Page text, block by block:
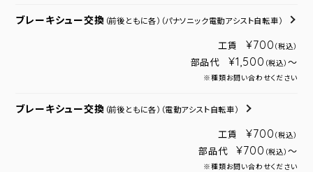
ブレーキシュー交換 （前後ともに各） （パナソニック電動アシスト自転車）
工賃 ¥700 （税込）
部品代 ¥1,500 （税込） ～
※種類お問い合わせください
ブレーキシュー交換 （前後ともに各） （電動アシスト自転車）
工賃 ¥700 （税込）
部品代 ¥700 （税込） ～
※種類お問い合わせください